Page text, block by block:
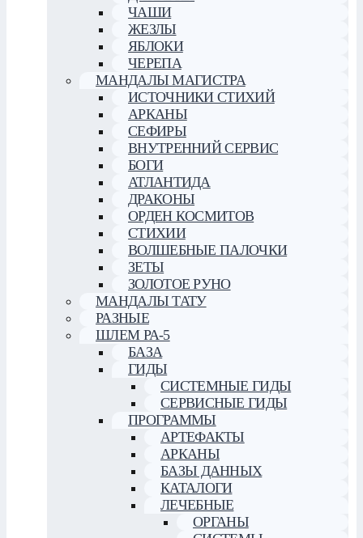
ЧАШИ
ЖЕЗЛЫ
ЯБЛОКИ
ЧЕРЕПА
МАНДАЛЫ МАГИСТРА
ИСТОЧНИКИ СТИХИЙ
АРКАНЫ
СЕФИРЫ
ВНУТРЕННИЙ СЕРВИС
БОГИ
АТЛАНТИДА
ДРАКОНЫ
ОРДЕН КОСМИТОВ
СТИХИИ
ВОЛШЕБНЫЕ ПАЛОЧКИ
ЗЕТЫ
ЗОЛОТОЕ РУНО
МАНДАЛЫ ТАТУ
РАЗНЫЕ
ШЛЕМ РА-5
БАЗА
ГИДЫ
СИСТЕМНЫЕ ГИДЫ
СЕРВИСНЫЕ ГИДЫ
ПРОГРАММЫ
АРТЕФАКТЫ
АРКАНЫ
БАЗЫ ДАННЫХ
КАТАЛОГИ
ЛЕЧЕБНЫЕ
ОРГАНЫ